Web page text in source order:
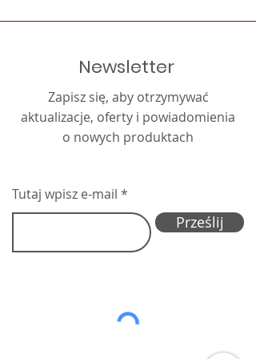
Newsletter
Zapisz się, aby otrzymywać
aktualizacje, oferty i powiadomienia
o nowych produktach
Tutaj wpisz e-mail
Prześlij